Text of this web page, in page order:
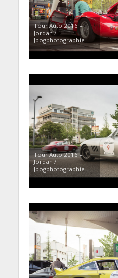
Tour Auto 2016 –
Jordan /
Jpogphotographie
Tour Auto 2016 –
Jordan /
Jpogphotographie